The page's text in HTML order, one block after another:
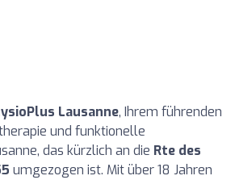
Lausanne, Ihrem führenden
und funktionelle
das kürzlich an die Rte des
umgezogen ist. Mit über 18 Jahren